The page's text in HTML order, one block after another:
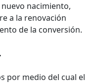
nacimiento,
a la renovación
de la conversión.
por medio del cual el